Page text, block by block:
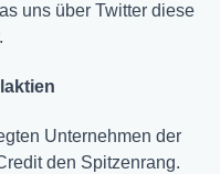
uns über Twitter diese
Unternehmen der
den Spitzenrang.